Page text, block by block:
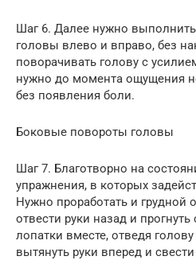
Шаг 6. Далее нужно
головы влево и вправо, без
поворачивать голову с
нужно до момента ощущения
без появления боли.
Боковые повороты головы
Шаг 7. Благотворно на
упражнения, в которых
Нужно проработать и грудной
отвести руки назад и
лопатки вместе, отведя
вытянуть руки вперед и